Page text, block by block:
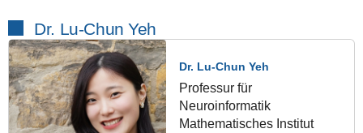
Dr. Lu-Chun Yeh
Dr. Lu-Chun Yeh
Professur für
Neuroinformatik
Mathematisches Institut